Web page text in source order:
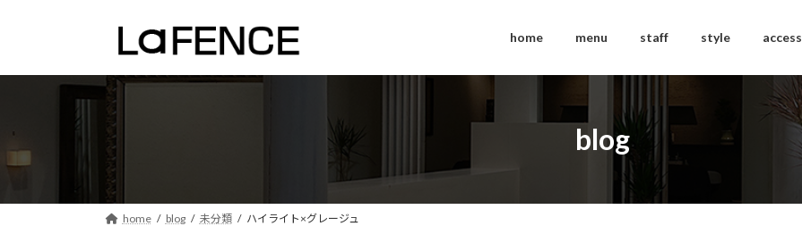
ン
ス
プ
ー
ン
動
home menu staff style access
blog
home blog 未分類 ハイライト×グレージュ